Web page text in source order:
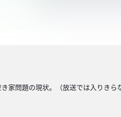
家問題の現状。（放送では入りきら